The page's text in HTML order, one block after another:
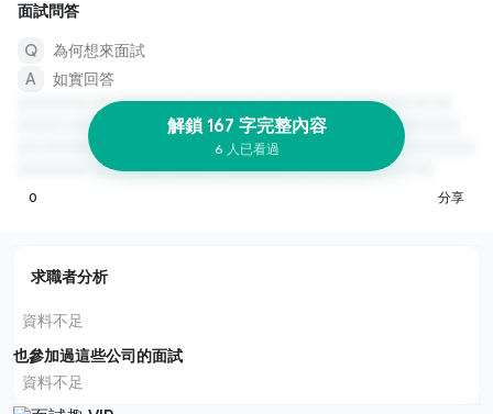
面試問答
為何想來面試
如實回答
解鎖 167 字完整內容
6 人已看過
0 分享
求職者分析
資料不足
也參加過這些公司的面試
資料不足